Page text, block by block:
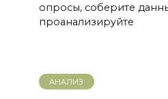
опросы, соберите
проанализируйте
АНАЛИЗ